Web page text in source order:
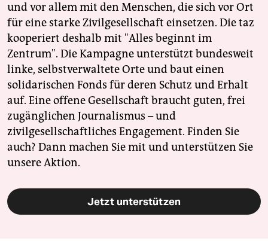
und vor allem mit den Menschen, die sich vor Ort
für eine starke Zivilgesellschaft einsetzen. Die taz
kooperiert deshalb mit "Alles beginnt im
Zentrum". Die Kampagne unterstützt bundesweit
linke, selbstverwaltete Orte und baut einen
solidarischen Fonds für deren Schutz und Erhalt
auf. Eine offene Gesellschaft braucht guten, frei
zugänglichen Journalismus – und
zivilgesellschaftliches Engagement. Finden Sie
auch? Dann machen Sie mit und unterstützen Sie
unsere Aktion.
Jetzt unterstützen